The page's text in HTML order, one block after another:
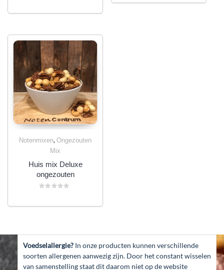
uit
uit
Notenmixen,Ongezouten
Mix
Huis mix Deluxe
ongezouten
uit
Voedselallergie? In onze producten kunnen verschillende
soorten allergenen aanwezig zijn. Door het constant wisselen
van samenstelling staat dit daarom niet op de website